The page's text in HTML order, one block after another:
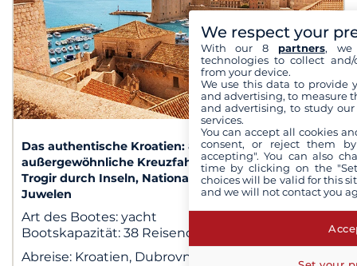
1/ 3
Das authentische Kroatien: 8 Tage
außergewöhnliche Kreuzfahrt von Dubrovnik nach
Trogir durch Inseln, Nationalparks und historische
Juwelen
Art des Bootes: yacht
Bootskapazität: 38 Reisende
Abreise: Kroatien, Dubrovnik
We respect your
With our 8 partners, we
technologies to collect
from your device.
We use this data to provide
and advertising, to measure
and advertising, to study
services.
You can accept all cookies
consent, or reject them
accepting". You can also
time by clicking on the
choices will be valid for this
and we will not contact you